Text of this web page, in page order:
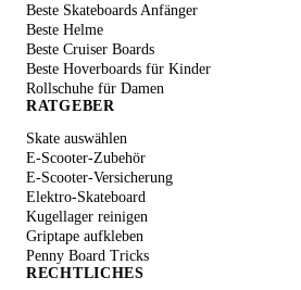
Beste Skateboards Anfänger
Beste Helme
Beste Cruiser Boards
Beste Hoverboards für Kinder
Rollschuhe für Damen
RATGEBER
Skate auswählen
E-Scooter-Zubehör
E-Scooter-Versicherung
Elektro-Skateboard
Kugellager reinigen
Griptape aufkleben
Penny Board Tricks
RECHTLICHES